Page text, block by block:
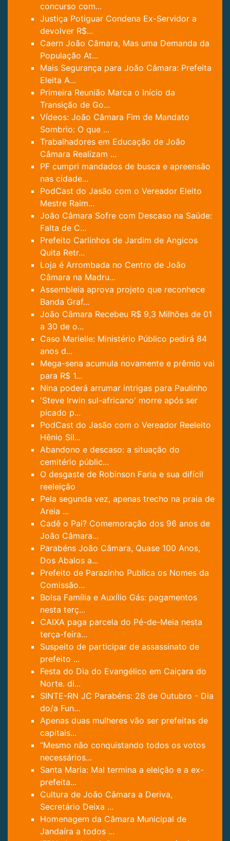
concurso com...
Justiça Potiguar Condena Ex-Servidor a
devolver R$...
Caern João Câmara, Mas uma Demanda da
População At...
Mais Segurança para João Câmara: Prefeita
Eleita A...
Primeira Reunião Marca o Início da
Transição de Go...
Vídeos: João Câmara Fim de Mandato
Sombrio: O que ...
Trabalhadores em Educação de João
Câmara Realizam ...
PF cumpri mandados de busca e apreensão
nas cidade...
PodCast do Jasão com o Vereador Eleito
Mestre Raim...
João Câmara Sofre com Descaso na Saúde:
Falta de C...
Prefeito Carlinhos de Jardim de Angicos
Quita Retr...
Loja é Arrombada no Centro de João
Câmara na Madru...
Assembleia aprova projeto que reconhece
Banda Graf...
João Câmara Recebeu R$ 9,3 Milhões de 01
a 30 de o...
Caso Marielle: Ministério Público pedirá 84
anos d...
Mega-sena acumula novamente e prêmio vai
para R$ 1...
Nina poderá arrumar intrigas para Paulinho
'Steve Irwin sul-africano' morre após ser
picado p...
PodCast do Jasão com o Vereador Reeleito
Hênio Sil...
Abandono e descaso: a situação do
cemitério públic...
O desgaste de Robinson Faria e sua difícil
reeleição
Pela segunda vez, apenas trecho na praia de
Areia ...
Cadê o Pai? Comemoração dos 96 anos de
João Câmara...
Parabéns João Câmara, Quase 100 Anos,
Dos Abalos a...
Prefeito de Parazinho Publica os Nomes da
Comissão...
Bolsa Família e Auxílio Gás: pagamentos
nesta terç...
CAIXA paga parcela do Pé-de-Meia nesta
terça-feira...
Suspeito de participar de assassinato de
prefeito ...
Festa do Dia do Evangélico em Caiçara do
Norte. di...
SINTE-RN JC Parabéns: 28 de Outubro - Dia
do/a Fun...
Apenas duas mulheres vão ser prefeitas de
capitais...
“Mesmo não conquistando todos os votos
necessários...
Santa Maria: Mal termina a eleição e a ex-
prefeita...
Cultura de João Câmara a Deriva,
Secretário Deixa ...
Homenagem da Câmara Municipal de
Jandaíra a todos ...